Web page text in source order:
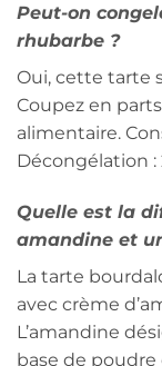
Peut-on
rhubarbe ?
Oui, cette tarte
Coupez en
alimentaire.
Décongélation
Quelle est la
amandine et
La tarte
avec crème
L’amandine
base de poudre